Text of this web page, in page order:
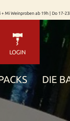
+ Mi Weinproben ab 19h | Do 17-
LOGIN
DIE